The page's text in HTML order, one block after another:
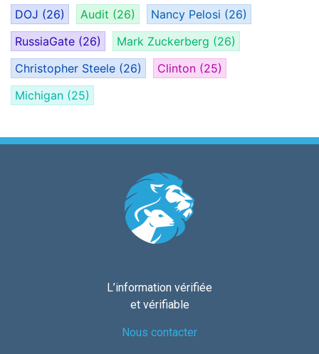
DOJ (26) Audit (26) Nancy Pelosi (26)
RussiaGate (26) Mark Zuckerberg (26)
Christopher Steele (26) Clinton (25)
Michigan (25)
L’information vérifiée
et vérifiable
Nous contacter